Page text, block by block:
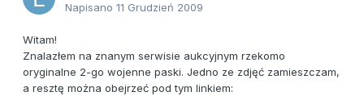
Napisano 11 Grudzień 2009
Witam!
Znalazłem na znanym serwisie aukcyjnym rzekomo
oryginalne 2-go wojenne paski. Jedno ze zdjęć zamieszczam,
a resztę można obejrzeć pod tym linkiem: